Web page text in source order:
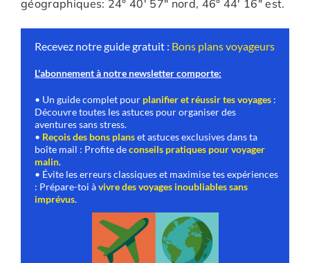
géographiques: 24° 40′ 57″ nord, 46° 44′ 16″ est.